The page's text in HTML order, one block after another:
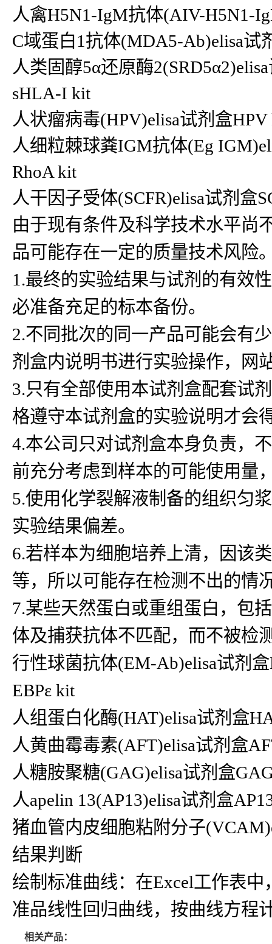
人禽H5N1-IgM抗体(AIV-H5N1-
C域蛋白1抗体(MDA5-Ab)elisa试
人类固醇5α还原酶
sHLA-I kit
人状瘤病毒(HPV)elisa试剂盒
人细粒棘球粪IGM抗体(Eg
RhoA kit
人干因子受体(SCFR)elisa试剂盒
由于现有条件及科学技术水平尚
品可能存在一定的质量技术风险
1.最终的实验结果与试剂的有效
必准备充足的标本备份。
2.不同批次的同一产品可能会有
剂盒内说明书进行实验操作，网
3.只有全部使用本试剂盒配套试
格遵守本试剂盒的实验说明才会
4.本公司只对试剂盒本身负责，
前充分考虑到样本的可能使用量
5.使用化学裂解液制备的组织匀
实验结果偏差。
6.若样本为细胞培养上清，因该
等，所以可能存在检测不出的情
7.某些天然蛋白或重组蛋白，包
体及捕获抗体不匹配，而不被检
行性球菌抗体(EM-Ab)elisa试剂
EBPε kit
人组蛋白化酶(HAT)elisa试剂盒
人黄曲霉毒素(AFT)elisa试剂盒
人糖胺聚糖(GAG)elisa试剂盒
人apelin 13(AP13)elisa试剂盒
猪血管内皮细胞粘附分子
结果判断
绘制标准曲线：在Excel工作表
准品线性回归曲线，按曲线方程
相关产品：